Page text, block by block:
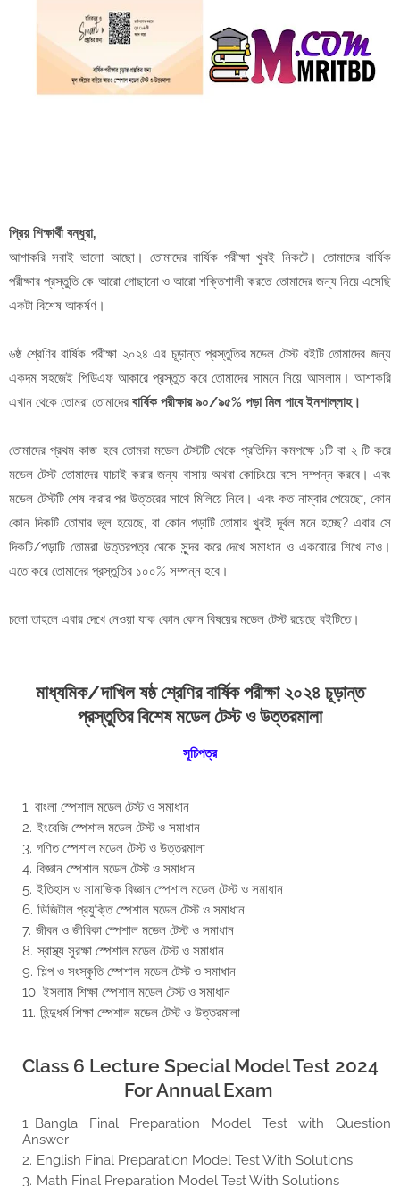
প্রিয় শিক্ষার্থী বন্ধুরা,
আশাকরি সবাই ভালো আছো। তোমাদের বার্ষিক পরীক্ষা খুবই নিকটে। তোমাদের বার্ষিক
পরীক্ষার প্রস্তুতি কে আরো গোছানো ও আরো শক্তিশালী করতে তোমাদের জন্য নিয়ে এসেছি
একটা বিশেষ আকর্ষণ।
৬ষ্ঠ শ্রেণির বার্ষিক পরীক্ষা ২০২৪ এর চূড়ান্ত প্রস্তুতির মডেল টেস্ট বইটি তোমাদের জন্য
একদম সহজেই পিডিএফ আকারে প্রস্তুত করে তোমাদের সামনে নিয়ে আসলাম। আশাকরি
এখান থেকে তোমরা তোমাদের বার্ষিক পরীক্ষার ৯০/৯৫% পড়া মিল পাবে ইনশাল্লাহ।
তোমাদের প্রথম কাজ হবে তোমরা মডেল টেস্টটি থেকে প্রতিদিন কমপক্ষে ১টি বা ২ টি করে
মডেল টেস্ট তোমাদের যাচাই করার জন্য বাসায় অথবা কোচিংয়ে বসে সম্পন্ন করবে। এবং
মডেল টেস্টটি শেষ করার পর উত্তরের সাথে মিলিয়ে নিবে। এবং কত নাম্বার পেয়েছো, কোন
কোন দিকটি তোমার ভূল হয়েছে, বা কোন পড়াটি তোমার খুবই দূর্বল মনে হচ্ছে? এবার সে
দিকটি/পড়াটি তোমরা ‍উত্তরপত্র থেকে সুন্দর করে দেখে সমাধান ও একবোরে শিখে নাও।
এতে করে তোমাদের প্রস্তুতির ১০০% সম্পন্ন হবে।
চলো তাহলে এবার দেখে নেওয়া যাক কোন কোন বিষয়ের মডেল টেস্ট রয়েছে বইটিতে।
মাধ্যমিক/দাখিল ষষ্ঠ শ্রেণির বার্ষিক পরীক্ষা ২০২৪ চূড়ান্ত
প্রস্তুতির বিশেষ মডেল টেস্ট ও উত্তরমালা
সূচিপত্র
বাংলা স্পেশাল মডেল টেস্ট ও সমাধান
ইংরেজি স্পেশাল মডেল টেস্ট ও সমাধান
গণিত স্পেশাল মডেল টেস্ট ও উত্তরমালা
বিজ্ঞান স্পেশাল মডেল টেস্ট ও সমাধান
ইতিহাস ও সামাজিক বিজ্ঞান স্পেশাল মডেল টেস্ট ও সমাধান
ডিজিটাল প্রযুক্তি স্পেশাল মডেল টেস্ট ও সমাধান
জীবন ও জীবিকা স্পেশাল মডেল টেস্ট ও সমাধান
স্বাস্থ্য সুরক্ষা স্পেশাল মডেল টেস্ট ও সমাধান
শিল্প ও সংস্কৃতি স্পেশাল মডেল টেস্ট ও সমাধান
ইসলাম শিক্ষা স্পেশাল মডেল টেস্ট ও সমাধান
হিন্দুধর্ম শিক্ষা স্পেশাল মডেল টেস্ট ও উত্তরমালা
Class 6 Lecture Special Model Test 2024
For Annual Exam
Bangla Final Preparation Model Test with Question
Answer
English Final Preparation Model Test With Solutions
Math Final Preparation Model Test With Solutions